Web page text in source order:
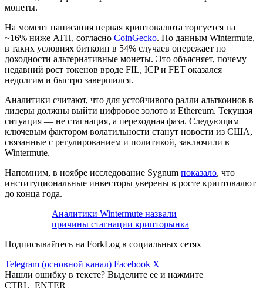
монеты.
На момент написания первая криптовалюта торгуется на
~16% ниже ATH, согласно CoinGecko. По данным Wintermute,
в таких условиях биткоин в 54% случаев опережает по
доходности альтернативные монеты. Это объясняет, почему
недавний рост токенов вроде FIL, ICP и FET оказался
недолгим и быстро завершился.
Аналитики считают, что для устойчивого ралли альткоинов в
лидеры должны выйти цифровое золото и Ethereum. Текущая
ситуация — не стагнация, а переходная фаза. Следующим
ключевым фактором волатильности станут новости из США,
связанные с регулированием и политикой, заключили в
Wintermute.
Напомним, в ноябре исследование Sygnum показало, что
институциональные инвесторы уверены в росте криптовалют
до конца года.
Аналитики Wintermute назвали
причины стагнации крипторынка
Подписывайтесь на ForkLog в социальных сетях
Telegram (основной канал) Facebook X
Нашли ошибку в тексте? Выделите ее и нажмите
CTRL+ENTER